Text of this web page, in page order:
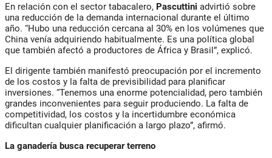
En relación con el sector tabacalero, Pascuttini advirtió sobre
una reducción de la demanda internacional durante el último
año. “Hubo una reducción cercana al 30% en los volúmenes que
China venía adquiriendo habitualmente. Es una política global
que también afectó a productores de África y Brasil”, explicó.
El dirigente también manifestó preocupación por el incremento
de los costos y la falta de previsibilidad para planificar
inversiones. “Tenemos una enorme potencialidad, pero también
grandes inconvenientes para seguir produciendo. La falta de
competitividad, los costos y la incertidumbre económica
dificultan cualquier planificación a largo plazo”, afirmó.
La ganadería busca recuperar terreno